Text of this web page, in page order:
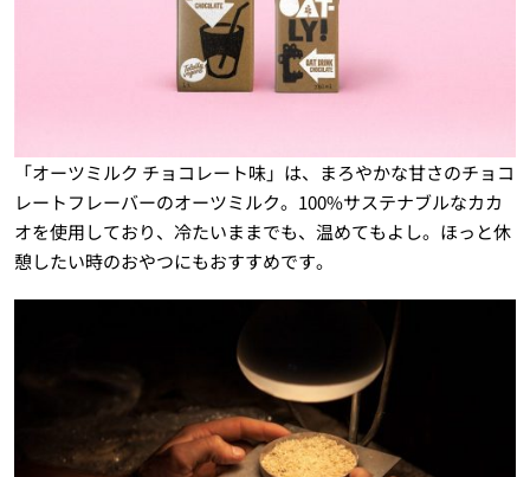
「オーツミルク チョコレート味」は、まろやかな甘さのチョコ
レートフレーバーのオーツミルク。100%サステナブルなカカ
オを使用しており、冷たいままでも、温めてもよし。ほっと休
憩したい時のおやつにもおすすめです。